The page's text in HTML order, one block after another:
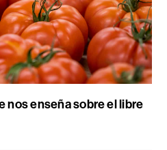
nos enseña sobre el libre